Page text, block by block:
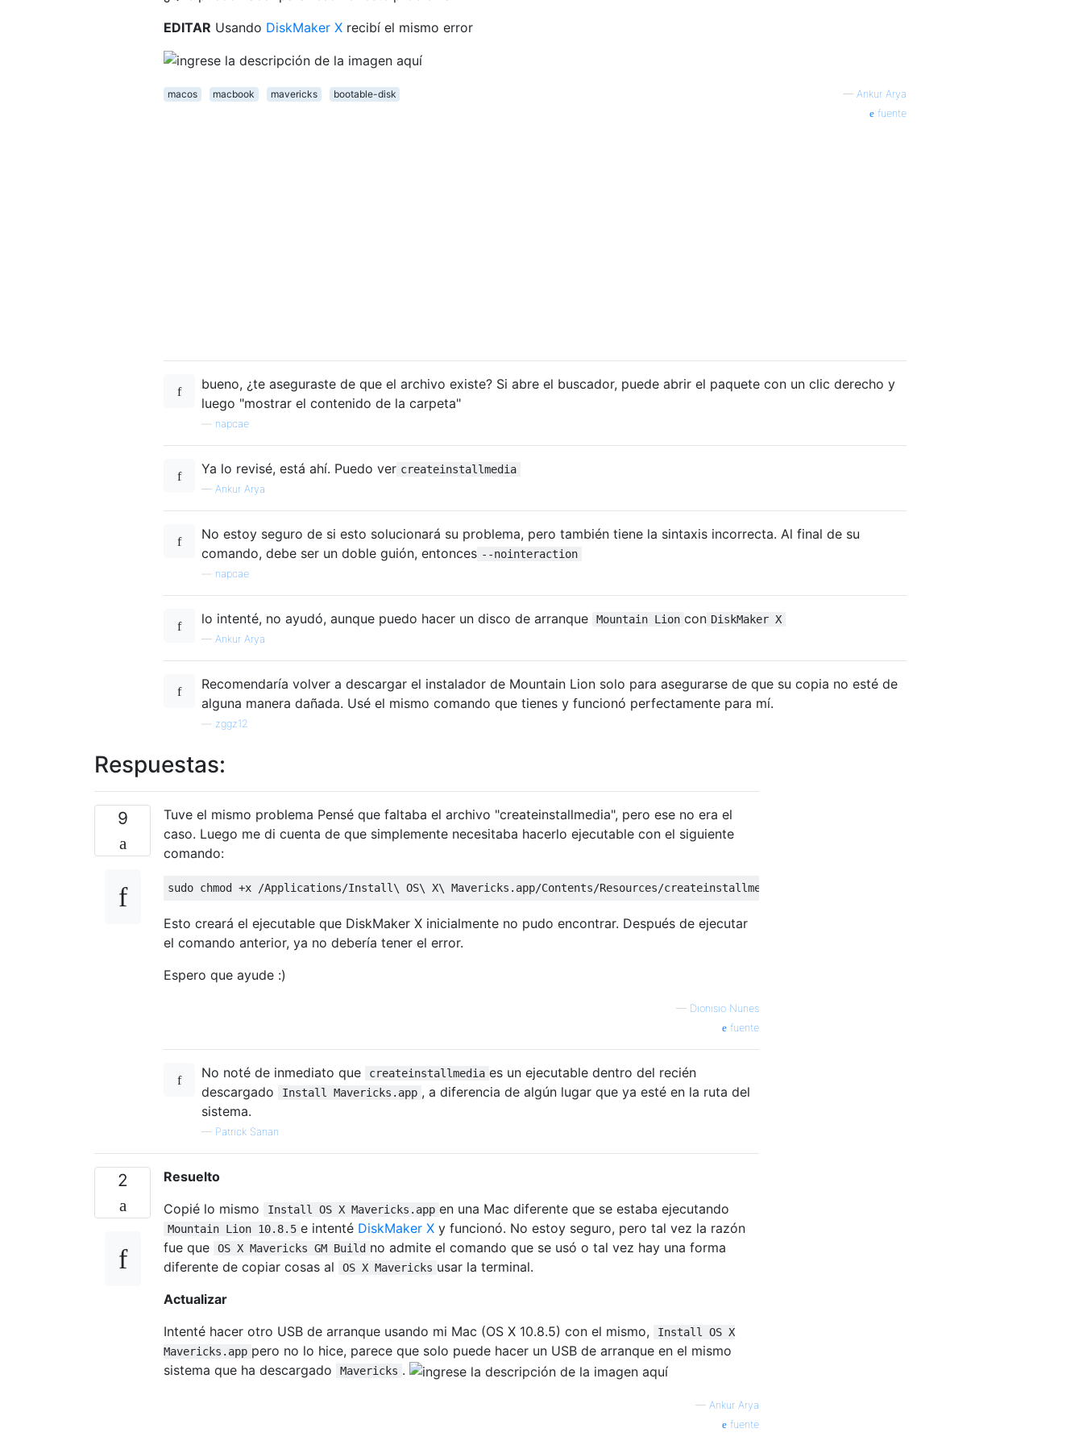
EDITAR Usando DiskMaker X recibí el mismo error
macos macbook mavericks bootable-disk — Ankur Arya
fuente
bueno, ¿te aseguraste de que el archivo existe? Si abre el buscador, puede abrir el paquete con un clic derecho y
luego "mostrar el contenido de la carpeta"
napcae
Ya lo revisé, está ahí. Puedo ver createinstallmedia
— Ankur Arya
No estoy seguro de si esto solucionará su problema, pero también tiene la sintaxis incorrecta. Al final de su
comando, debe ser un doble guión, entonces --nointeraction
napcae
lo intenté, no ayudó, aunque puedo hacer un disco de arranque Mountain Lion con DiskMaker X
— Ankur Arya
Recomendaría volver a descargar el instalador de Mountain Lion solo para asegurarse de que su copia no esté de
alguna manera dañada. Usé el mismo comando que tienes y funcionó perfectamente para mí.
zggz12
Respuestas:
9
Tuve el mismo problema Pensé que faltaba el archivo "createinstallmedia", pero ese no era el
caso. Luego me di cuenta de que simplemente necesitaba hacerlo ejecutable con el siguiente
comando:
Esto creará el ejecutable que DiskMaker X inicialmente no pudo encontrar. Después de ejecutar
el comando anterior, ya no debería tener el error.
Espero que ayude :)
— Dionisio Nunes
fuente
No noté de inmediato que createinstallmedia es un ejecutable dentro del recién
descargado
Install Mavericks.app , a diferencia de algún lugar que ya esté en la ruta del
sistema.
— Patrick Sanan
2
Resuelto
Copié lo mismo
Install OS X Mavericks.app en una Mac diferente que se estaba ejecutando
Mountain Lion 10.8.5 e intenté DiskMaker X y funcionó. No estoy seguro, pero tal vez la razón
fue que
OS X Mavericks GM Build no admite el comando que se usó o tal vez hay una forma
diferente de copiar cosas al
OS X Mavericks usar la terminal.
Actualizar
Intenté hacer otro USB de arranque usando mi Mac (OS X 10.8.5) con el mismo,
Install OS X
Mavericks.app pero no lo hice, parece que solo puede hacer un USB de arranque en el mismo
sistema que ha descargado
Mavericks .
— Ankur Arya
fuente